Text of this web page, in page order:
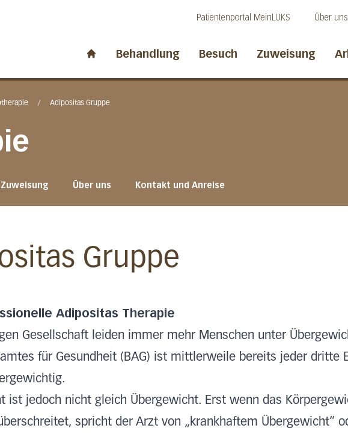
Patientenportal MeinLUKS Über uns
Behandlung Besuch Zuweisung
/ Adipositas Gruppe
Zuweisung Über uns Kontakt und Anreise
Gruppe
Adipositas Therapie
Gesellschaft leiden immer mehr Menschen unter
für Gesundheit (BAG) ist mittlerweile bereits jeder dritte
ist jedoch nicht gleich Übergewicht. Erst wenn das
spricht der Arzt von „krankhaftem Übergewicht“